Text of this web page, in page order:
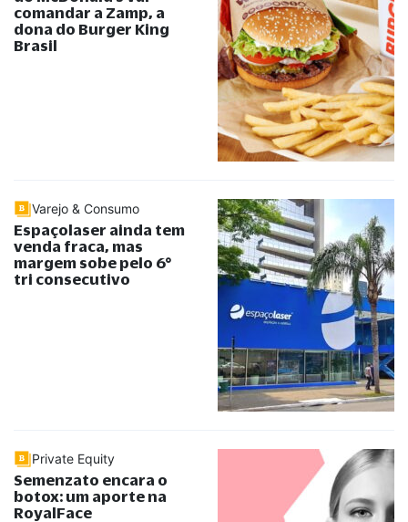
comandar a Zamp, a
dona do Burger King
Brasil
Varejo & Consumo
Espaçolaser ainda tem
venda fraca, mas
margem sobe pelo 6°
tri consecutivo
Private Equity
Semenzato encara o
botox: um aporte na
RoyalFace